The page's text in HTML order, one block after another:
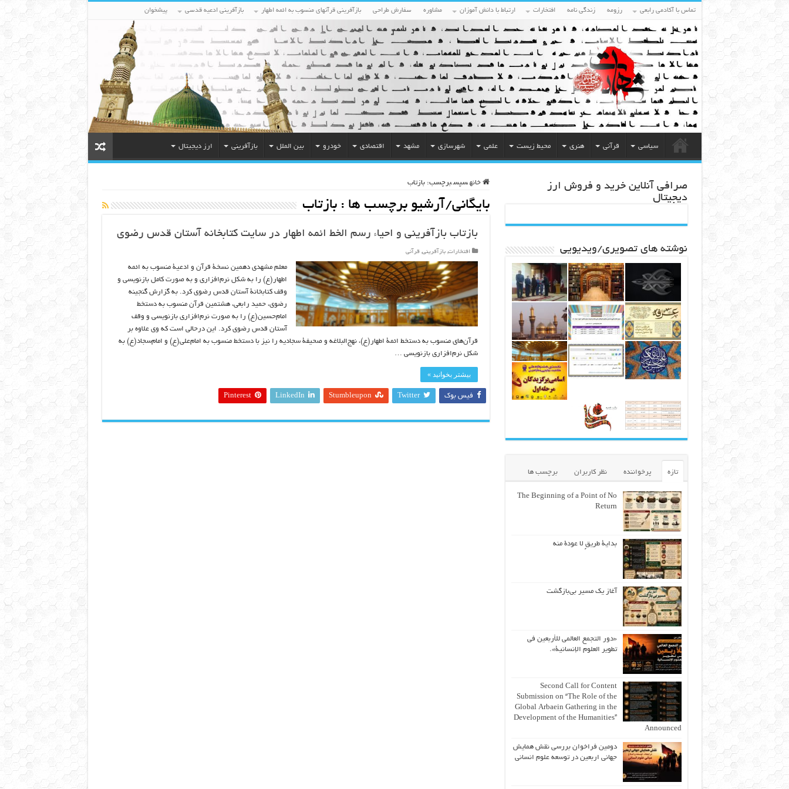
تماس با آکادمی رابعی رزومه زندگی نامه افتخارات ارتباط با دانش آموزان مشاوره سفارش طراحی بازآفرینی قرآنهای منسوب به ائمه اطهار بازآفرینی ادعیه قدسی پیشخوان
سیاسی قرآنی هنری محیط زیست علمی شهرسازی مشهد اقتصادی خودرو بین الملل بازآفرینی ارز دیجیتال
خانه سپس برچسب:بازتاب
بایگانی/آرشیو برچسب ها :بازتاب
بازتاب بازآفرینی و احیاء رسم الخط ائمه اطهار در سایت کتابخانه آستان قدس رضوی
افتخارات,بازآفرینی,قرآنی
معلم مشهدی دهمین نسخۀ قرآن و ادعیۀ منسوب به ائمه
اطهار(ع) را به شکل نرم‌افزاری و به صورت کامل بازنویسی و
وقف کتابخانۀ آستان قدس رضوی کرد. به گزارش گنجینه
رضوی، حمید رابعی، هشتمین قرآن منسوب به دستخط
امام‌حسین(ع) را به صورت نرم‌افزاری بازنویسی و وقف
آستان قدس رضوی کرد. این درحالی است که وی علاوه بر
قرآن‌های منسوب به دستخط ائمۀ اطهار(ع)، نهج‌البلاغه و صحیفۀ سجادیه را نیز با دستخط منسوب به امام‌علی(ع) و امام‌سجاد(ع) به
شکل نرم‌افزاری بازنویسی …
بیشتر بخوانید »
فیس بوک Twitter
Stumbleupon
LinkedIn
Pinterest
صرافی آنلاین خرید و فروش ارز
دیجیتال
نوشته های تصویری/ویدیویی
تازه پرخواننده نظر کاربران برچسب ها
The Beginning of a Point of No
Return
بداية طريقٍ لا عودة منه
آغاز یک مسیر بی‌بازگشت
«دور التجمع العالمي للأربعين في
تطوير العلوم الإنسانية».
Second Call for Content
Submission on “The Role of the
Global Arbaein Gathering in the
Development of the Humanities”
Announced
دومین فراخوان بررسی نقش همایش
جهانی اربعین در توسعه علوم انسانی